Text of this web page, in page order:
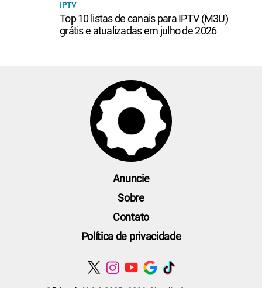
IPTV
Top 10 listas de canais para IPTV (M3U)
grátis e atualizadas em julho de 2026
Anuncie
Sobre
Contato
Política de privacidade